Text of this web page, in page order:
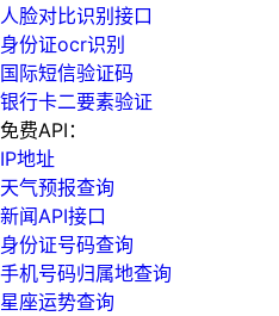
人脸对比识别接口
身份证ocr识别
国际短信验证码
银行卡二要素验证
免费API：
IP地址
天气预报查询
新闻API接口
身份证号码查询
手机号码归属地查询
星座运势查询